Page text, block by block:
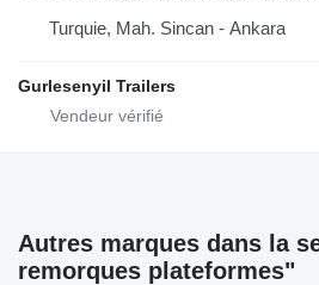
Turquie, Mah. Sincan - Ankara
Gurlesenyil Trailers
Autres marques dans la
remorques plateformes"